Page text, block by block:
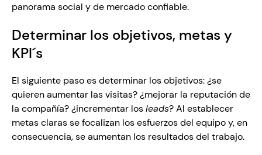
panorama social y de mercado confiable.
Determinar los objetivos, metas y
KPI´s
El siguiente paso es determinar los objetivos: ¿se
quieren aumentar las visitas? ¿mejorar la reputación de
la compañía? ¿incrementar los leads? Al establecer
metas claras se focalizan los esfuerzos del equipo y, en
consecuencia, se aumentan los resultados del trabajo.